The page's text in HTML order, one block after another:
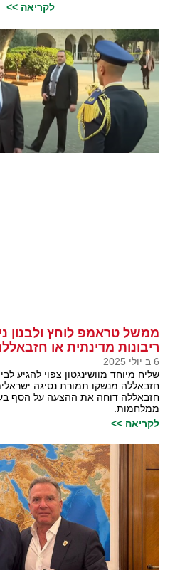
לקריאה >>
ממשל טראמפ לוחץ ולבנון
ריבונות מדינתית או
6 ב יולי 2025
שליח מיוחד מוושינגטון צפוי להגיע
חזבאללה מנשקו תמורת נסיגה
חזבאללה דוחה את ההצעה על הסף
ממלחמות.
לקריאה >>